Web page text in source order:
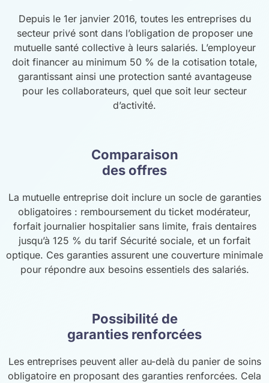
Depuis le 1er janvier 2016, toutes les entreprises du
secteur privé sont dans l’obligation de proposer une
mutuelle santé collective à leurs salariés. L’employeur
doit financer au minimum 50 % de la cotisation totale,
garantissant ainsi une protection santé avantageuse
pour les collaborateurs, quel que soit leur secteur
d’activité.
Comparaison
des offres
La mutuelle entreprise doit inclure un socle de garanties
obligatoires : remboursement du ticket modérateur,
forfait journalier hospitalier sans limite, frais dentaires
jusqu’à 125 % du tarif Sécurité sociale, et un forfait
optique. Ces garanties assurent une couverture minimale
pour répondre aux besoins essentiels des salariés.
Possibilité de
garanties renforcées
Les entreprises peuvent aller au-delà du panier de soins
obligatoire en proposant des garanties renforcées. Cela